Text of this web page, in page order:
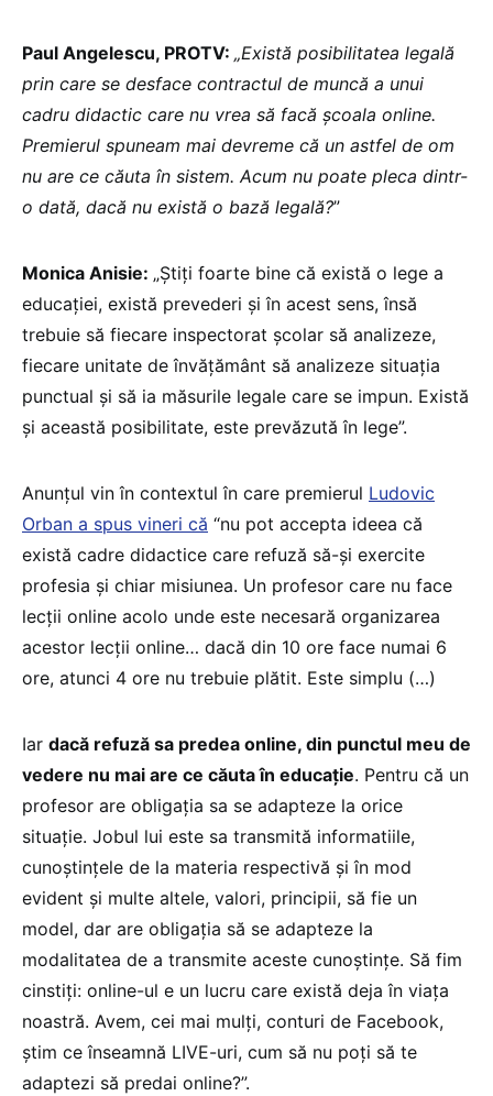
Paul Angelescu, PROTV: „Există posibilitatea legală
prin care se desface contractul de muncă a unui
cadru didactic care nu vrea să facă școala online.
Premierul spuneam mai devreme că un astfel de om
nu are ce căuta în sistem. Acum nu poate pleca dintr-
o dată, dacă nu există o bază legală?”
Monica Anisie: „Știți foarte bine că există o lege a
educației, există prevederi și în acest sens, însă
trebuie să fiecare inspectorat școlar să analizeze,
fiecare unitate de învățământ să analizeze situația
punctual și să ia măsurile legale care se impun. Există
și această posibilitate, este prevăzută în lege”.
Anunțul vin în contextul în care premierul Ludovic
Orban a spus vineri că “nu pot accepta ideea că
există cadre didactice care refuză să-și exercite
profesia și chiar misiunea. Un profesor care nu face
lecții online acolo unde este necesară organizarea
acestor lecții online… dacă din 10 ore face numai 6
ore, atunci 4 ore nu trebuie plătit. Este simplu (…)
Iar dacă refuză sa predea online, din punctul meu de
vedere nu mai are ce căuta în educație. Pentru că un
profesor are obligația sa se adapteze la orice
situație. Jobul lui este sa transmită informatiile,
cunoștințele de la materia respectivă și în mod
evident și multe altele, valori, principii, să fie un
model, dar are obligația să se adapteze la
modalitatea de a transmite aceste cunoștințe. Să fim
cinstiți: online-ul e un lucru care există deja în viața
noastră. Avem, cei mai mulți, conturi de Facebook,
știm ce înseamnă LIVE-uri, cum să nu poți să te
adaptezi să predai online?”.